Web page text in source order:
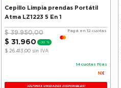
Cepillo Limpia prendas Portátil
Atma LZ1223 5 En 1
$ 39.950,00
$ 31 .960 -20 %
$ 26.413,00 sin IVA
Pagá en 12 cuotas
14 cuotas fijas
¡ÚLTIMAS UNIDADES DISPONIBLES!